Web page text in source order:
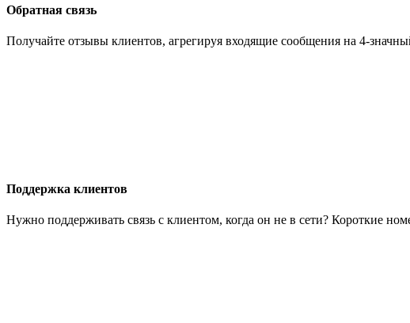
Обратная связь
Получайте отзывы клиентов, агрегируя входящие сообщения на 4-
Поддержка клиентов
Нужно поддерживать связь с клиентом, когда он не в сети? Короткие